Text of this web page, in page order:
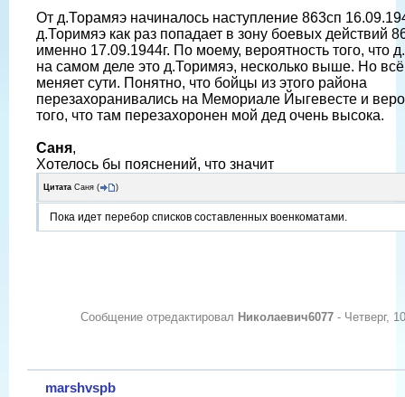
От д.Торамяэ начиналось наступление 863сп
д.Торимяэ как раз попадает в зону боевых действий
именно 17.09.1944г. По моему, вероятность того, что
на самом деле это д.Торимяэ, несколько выше. Но всё
меняет сути. Понятно, что бойцы из этого района
перезахоранивались на Мемориале Йыгевесте и
того, что там перезахоронен мой дед очень высока.
Саня,
Хотелось бы пояснений, что значит
Цитата Саня ( )
Пока идет перебор списков составленных военкоматами.
Сообщение отредактировал Николаевич6077 - Четверг,
marshvspb